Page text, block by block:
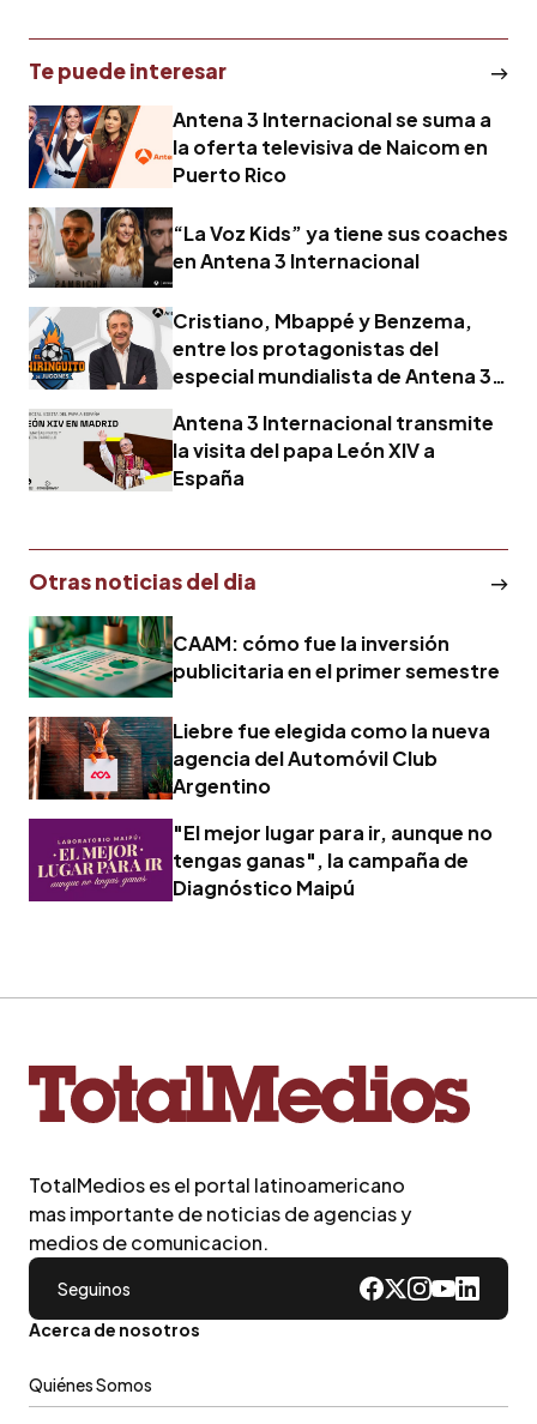
Te puede interesar
Antena 3 Internacional se suma a
la oferta televisiva de Naicom en
Puerto Rico
“La Voz Kids” ya tiene sus coaches
en Antena 3 Internacional
Cristiano, Mbappé y Benzema,
entre los protagonistas del
especial mundialista de Antena 3
Antena 3 Internacional transmite
la visita del papa León XIV a
España
Otras noticias del dia
CAAM: cómo fue la inversión
publicitaria en el primer semestre
Liebre fue elegida como la nueva
agencia del Automóvil Club
Argentino
"El mejor lugar para ir, aunque no
tengas ganas", la campaña de
Diagnóstico Maipú
TotalMedios es el portal latinoamericano
mas importante de noticias de agencias y
medios de comunicacion.
Seguinos
Acerca de nosotros
Quiénes Somos